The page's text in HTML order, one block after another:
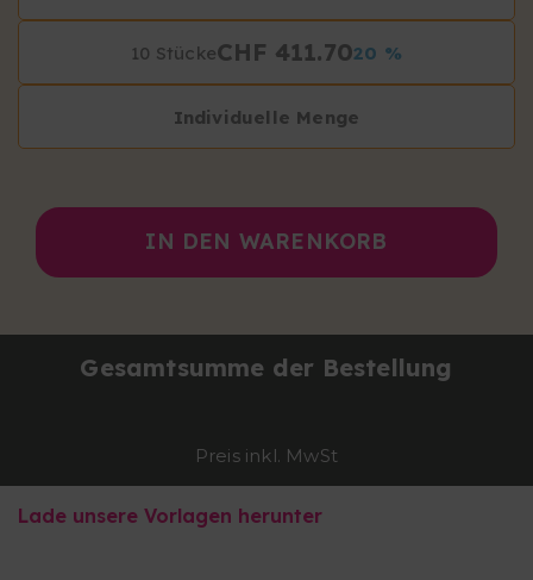
10 StückeCHF 411.7020 %
Individuelle Menge
IN DEN WARENKORB
Gesamtsumme der Bestellung
Preis inkl. MwSt
Lade unsere Vorlagen herunter